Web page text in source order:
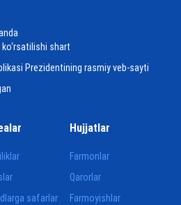
shart
Prezidentining rasmiy veb-sayti
safarlar
Hujjatlar
Farmonlar
Qarorlar
Farmoyishlar